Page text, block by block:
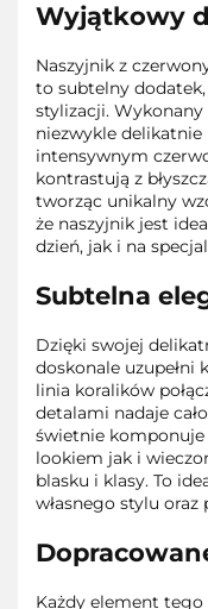
Wyjątkowy
Naszyjnik z
to subtelny
stylizacji. Wykonany
niezwykle
intensywnym
kontrastują z
tworząc unikalny
że naszyjnik jest
dzień, jak i na
Subtelna
Dzięki swojej
doskonale uzupełni
linia koralików
detalami nadaje
świetnie komponuje
lookiem jak i
blasku i klasy. To
własnego stylu oraz
Każdy element tego